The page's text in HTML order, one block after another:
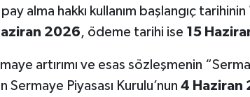
alma hakkı kullanım başlangıç tarihinin
2026, ödeme tarihi ise 15
artırımı ve esas sözleşmenin
Sermaye Piyasası Kurulu’nun 4 Haziran